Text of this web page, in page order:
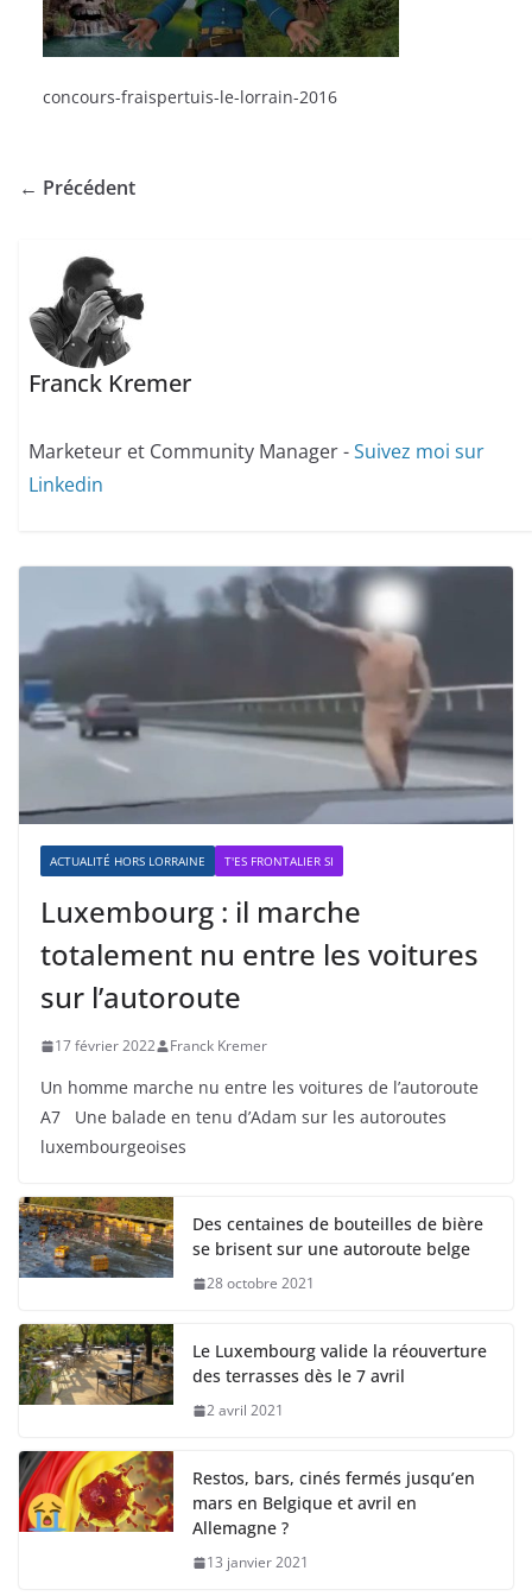
concours-fraispertuis-le-lorrain-2016
← Précédent
Franck Kremer
Marketeur et Community Manager -Suivez moi sur
Linkedin
ACTUALITÉ HORS LORRAINE T'ES FRONTALIER SI
Luxembourg : il marche
totalement nu entre les voitures
sur l’autoroute
17 février 2022 Franck Kremer
Un homme marche nu entre les voitures de l’autoroute
A7 Une balade en tenu d’Adam sur les autoroutes
luxembourgeoises
Des centaines de bouteilles de bière
se brisent sur une autoroute belge
28 octobre 2021
Le Luxembourg valide la réouverture
des terrasses dès le 7 avril
2 avril 2021
Restos, bars, cinés fermés jusqu’en
mars en Belgique et avril en
Allemagne ?
13 janvier 2021